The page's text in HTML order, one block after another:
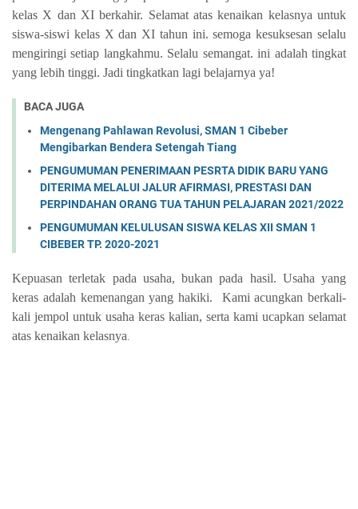
kelas X dan XI berkahir. Selamat atas kenaikan kelasnya untuk
siswa-siswi kelas X dan XI tahun ini.semoga kesuksesan selalu
mengiringi setiap langkahmu. Selalu semangat. ini adalah tingkat
yang lebih tinggi. Jadi tingkatkan lagi belajarnya ya!
BACA JUGA
Mengenang Pahlawan Revolusi, SMAN 1 Cibeber
Mengibarkan Bendera Setengah Tiang
PENGUMUMAN PENERIMAAN PESRTA DIDIK BARU YANG
DITERIMA MELALUI JALUR AFIRMASI, PRESTASI DAN
PERPINDAHAN ORANG TUA TAHUN PELAJARAN 2021/2022
PENGUMUMAN KELULUSAN SISWA KELAS XII SMAN 1
CIBEBER TP. 2020-2021
Kepuasan terletak pada usaha, bukan pada hasil. Usaha yang
keras adalah kemenangan yang hakiki. Kamiacungkan berkali-
kali jempol untuk usaha keras kalian, serta kami ucapkan selamat
atas kenaikan kelasnya.